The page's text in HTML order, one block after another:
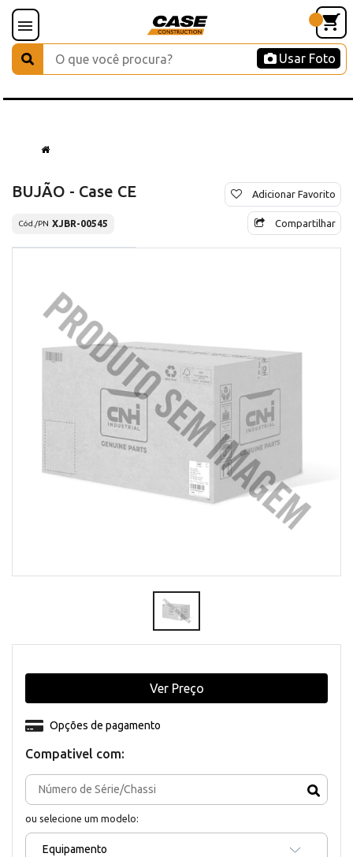
Usar Foto
BUJÃO - Case CE
Cód./PN XJBR-00545
Adicionar Favorito
Compartilhar
Compativel com:
ou selecione um modelo:
Equipamento
Opções de pagamento
Ver Preço